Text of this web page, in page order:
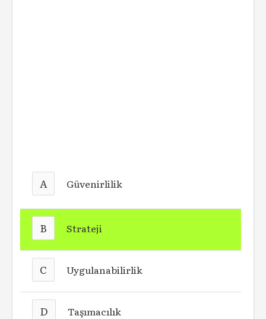
A Güvenirlilik
B Strateji
C Uygulanabilirlik
D Taşımacılık